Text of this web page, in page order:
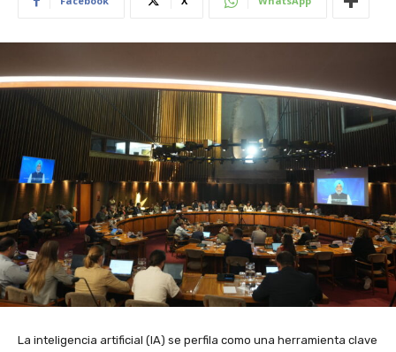
La inteligencia artificial (IA) se perfila como una herramienta clave